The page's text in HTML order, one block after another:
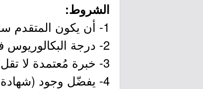
الشروط:
1- أن يكون المتقدم سعودي الجنسية.
2- درجة البكالوريوس في (اللغة الإنجليزية، الأدب الإنجليزي) أو ما يعادلها.
3- خبرة مُعتمدة لا تقل عن 3 سنوات في مجال اللغة الإنجليزية (التدريس، التدريب).